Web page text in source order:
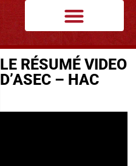
LE RÉSUMÉ VIDEO
D’ASEC – HAC